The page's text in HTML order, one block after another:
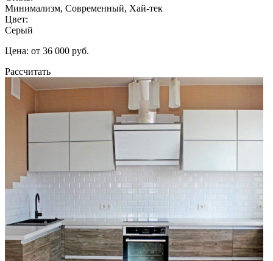
Минимализм, Современный, Хай-тек
Цвет:
Серый
Цена: от 36 000 руб.
Рассчитать